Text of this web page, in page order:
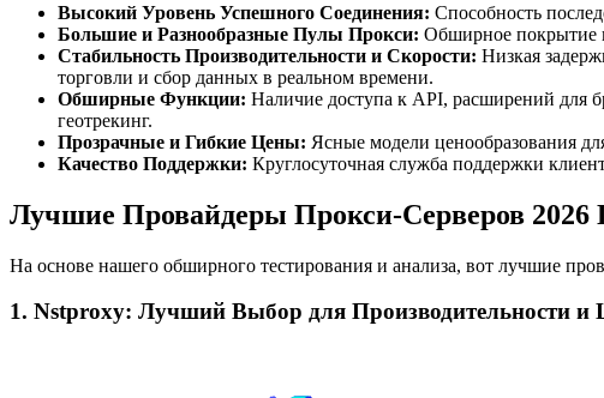
Высокий Уровень Успешного Соединения: Способность
Большие и Разнообразные Пулы Прокси: Обширное покрытие
Стабильность Производительности и Скорости: Низкая
торговли и сбор данных в реальном времени.
Обширные Функции: Наличие доступа к API, расширений для
геотрекинг.
Прозрачные и Гибкие Цены: Ясные модели ценообразования
Качество Поддержки: Круглосуточная служба поддержки
Лучшие Провайдеры Прокси-Серверов 2026
На основе нашего обширного тестирования и анализа, вот лучшие
1. Nstproxy: Лучший Выбор для Производительности и